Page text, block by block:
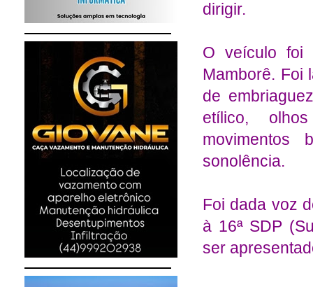
dirigir.
O veículo foi
Mamborê. Foi
de
etílico,
movimentos
sonolência.
Foi dada voz
à 16ª SDP
ser